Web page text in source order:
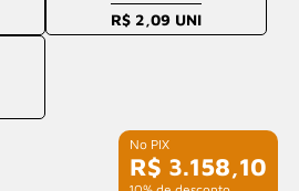
R$ 2,09 UNI
R$ 3.158,10